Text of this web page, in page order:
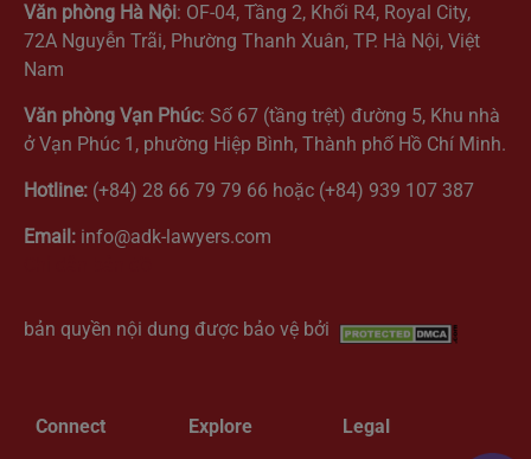
Văn phòng Hà Nội: OF-04, Tầng 2, Khối R4, Royal City,
72A Nguyễn Trãi, Phường Thanh Xuân, TP. Hà Nội, Việt
Nam
Văn phòng Vạn Phúc: Số 67 (tầng trệt) đường 5, Khu nhà
ở Vạn Phúc 1, phường Hiệp Bình, Thành phố Hồ Chí Minh.
Hotline: (+84) 28 66 79 79 66 hoặc (+84) 939 107 387
Email: info@adk-lawyers.com
bản quyền nội dung được bảo vệ bởi
Connect Explore Legal